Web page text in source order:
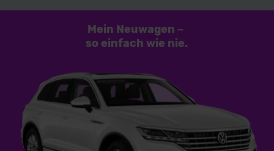
Mein Neuwagen –
so einfach wie nie.